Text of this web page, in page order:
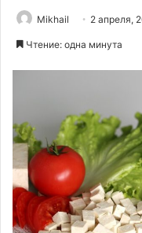
Mikhail 2 апреля,
Чтение: одна минута